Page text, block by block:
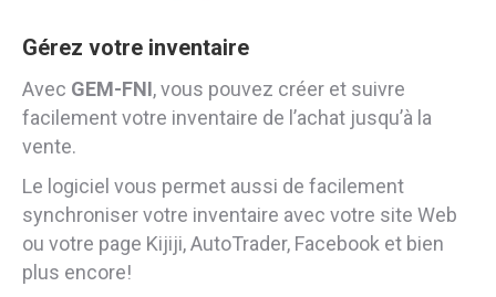
Gérez votre inventaire
Avec GEM-FNI, vous pouvez créer et suivre
facilement votre inventaire de l’achat jusqu’à la
vente.
Le logiciel vous permet aussi de facilement
synchroniser votre inventaire avec votre site Web
ou votre page Kijiji, AutoTrader, Facebook et bien
plus encore!